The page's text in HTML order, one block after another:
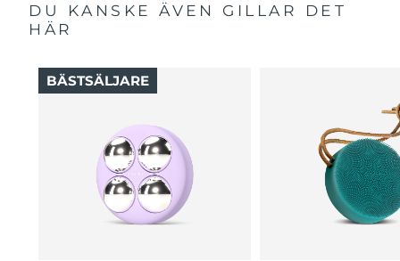
DU KANSKE ÄVEN GILLAR DET
HÄR
BÄSTSÄLJARE